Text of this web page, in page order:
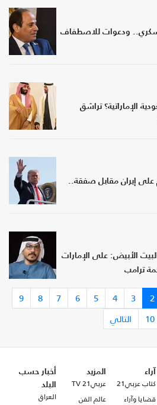
ودعوات للاصطفاف
الإماراتية؟ تراشق
على إيران مقابل صفقة..
البيت الأبيض: على الإمارات
ترامب
2
3
4
5
6
7
8
9
10
التالي
آراء
كتاب عربي21
قضايا وآراء
المزيد
عربي21 TV
عالم الفن
أخبار حسب
البلد
العراق